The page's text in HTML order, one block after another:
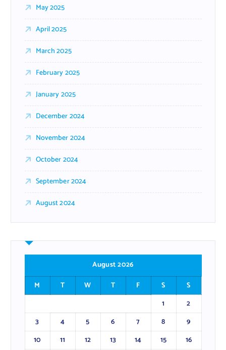
May 2025
April 2025
March 2025
February 2025
January 2025
December 2024
November 2024
October 2024
September 2024
August 2024
August 2026
M
T W T F S
S
1
2
3
4 5 6 7 8
9
10
11 12 13 14 15
16